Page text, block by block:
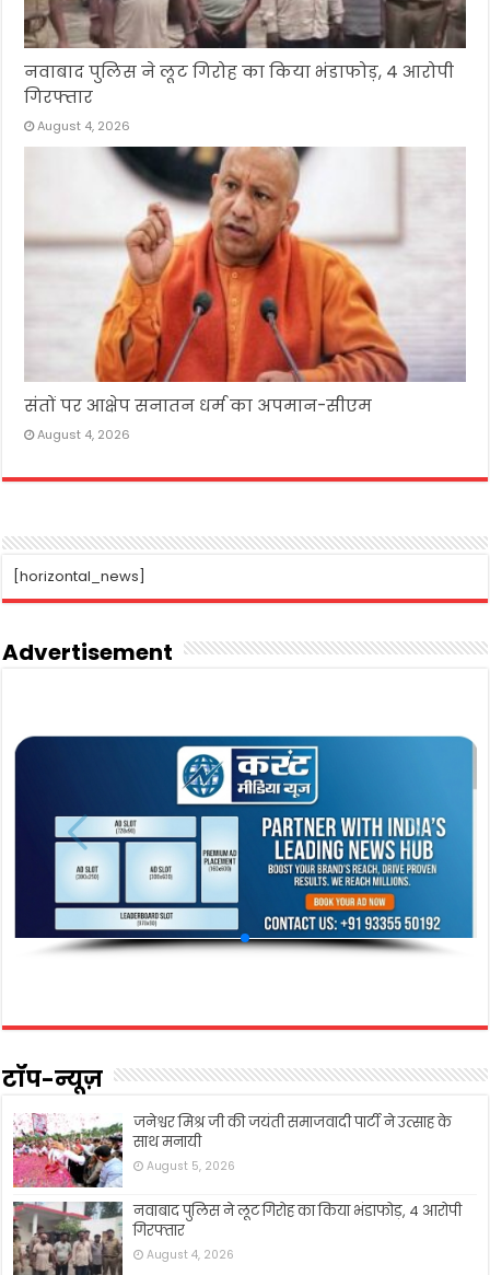
नवाबाद पुलिस ने लूट गिरोह का किया भंडाफोड़, 4 आरोपी
गिरफ्तार
August 4, 2026
संतों पर आक्षेप सनातन धर्म का अपमान-सीएम
August 4, 2026
[horizontal_news]
Advertisement
टॉप-न्यूज़
जनेश्वर मिश्र जी की जयंती समाजवादी पार्टी ने उत्साह के
साथ मनायी
August 5, 2026
नवाबाद पुलिस ने लूट गिरोह का किया भंडाफोड़, 4 आरोपी
गिरफ्तार
August 4, 2026